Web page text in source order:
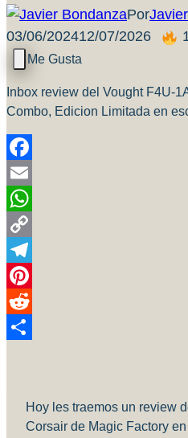
Por
03/06/202412/07/2026
Inbox review del Vought F4U-
Combo, Edicion Limitada en
Facebook
Email
WhatsApp
Copy
Link
Telegram
Pinterest
Reddit
Hoy les traemos un review
Corsair de Magic Factory